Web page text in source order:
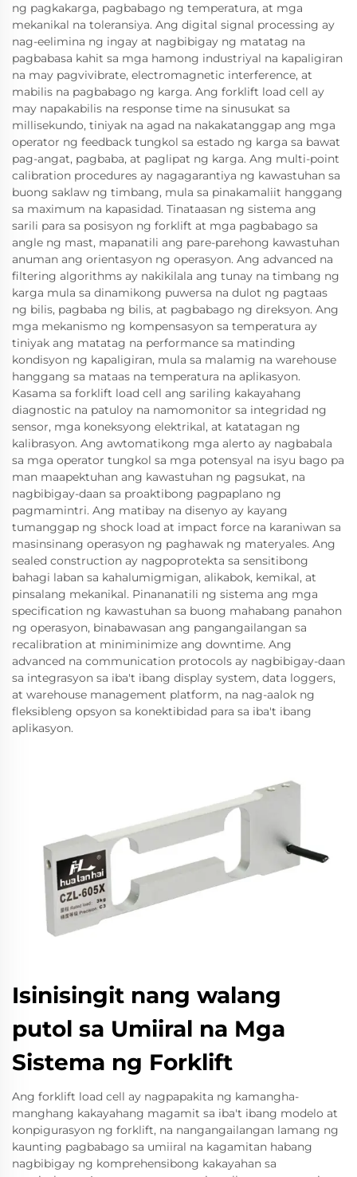
ng pagkakarga, pagbabago ng temperatura, at mga
mekanikal na toleransiya. Ang digital signal processing ay
nag-eelimina ng ingay at nagbibigay ng matatag na
pagbabasa kahit sa mga hamong industriyal na kapaligiran
na may pagvivibrate, electromagnetic interference, at
mabilis na pagbabago ng karga. Ang forklift load cell ay
may napakabilis na response time na sinusukat sa
millisekundo, tiniyak na agad na nakakatanggap ang mga
operator ng feedback tungkol sa estado ng karga sa bawat
pag-angat, pagbaba, at paglipat ng karga. Ang multi-point
calibration procedures ay nagagarantiya ng kawastuhan sa
buong saklaw ng timbang, mula sa pinakamaliit hanggang
sa maximum na kapasidad. Tinataasan ng sistema ang
sarili para sa posisyon ng forklift at mga pagbabago sa
angle ng mast, mapanatili ang pare-parehong kawastuhan
anuman ang orientasyon ng operasyon. Ang advanced na
filtering algorithms ay nakikilala ang tunay na timbang ng
karga mula sa dinamikong puwersa na dulot ng pagtaas
ng bilis, pagbaba ng bilis, at pagbabago ng direksyon. Ang
mga mekanismo ng kompensasyon sa temperatura ay
tiniyak ang matatag na performance sa matinding
kondisyon ng kapaligiran, mula sa malamig na warehouse
hanggang sa mataas na temperatura na aplikasyon.
Kasama sa forklift load cell ang sariling kakayahang
diagnostic na patuloy na namomonitor sa integridad ng
sensor, mga koneksyong elektrikal, at katatagan ng
kalibrasyon. Ang awtomatikong mga alerto ay nagbabala
sa mga operator tungkol sa mga potensyal na isyu bago pa
man maapektuhan ang kawastuhan ng pagsukat, na
nagbibigay-daan sa proaktibong pagpaplano ng
pagmamintri. Ang matibay na disenyo ay kayang
tumanggap ng shock load at impact force na karaniwan sa
masinsinang operasyon ng paghawak ng materyales. Ang
sealed construction ay nagpoprotekta sa sensitibong
bahagi laban sa kahalumigmigan, alikabok, kemikal, at
pinsalang mekanikal. Pinananatili ng sistema ang mga
specification ng kawastuhan sa buong mahabang panahon
ng operasyon, binabawasan ang pangangailangan sa
recalibration at miniminimize ang downtime. Ang
advanced na communication protocols ay nagbibigay-daan
sa integrasyon sa iba't ibang display system, data loggers,
at warehouse management platform, na nag-aalok ng
fleksibleng opsyon sa konektibidad para sa iba't ibang
aplikasyon.
Isinisingit nang walang
putol sa Umiiral na Mga
Sistema ng Forklift
Ang forklift load cell ay nagpapakita ng kamangha-
manghang kakayahang magamit sa iba't ibang modelo at
konpigurasyon ng forklift, na nangangailangan lamang ng
kaunting pagbabago sa umiiral na kagamitan habang
nagbibigay ng komprehensibong kakayahan sa